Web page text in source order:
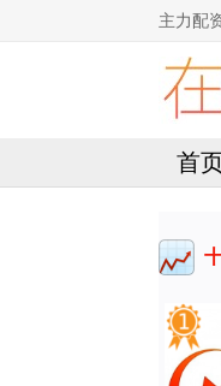
主力配
首